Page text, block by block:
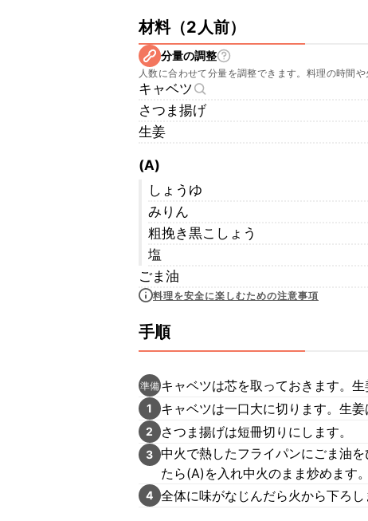
材料（2人前）
分量の調整
人数に合わせて分量を調整できます。料理の時間
キャベツ
さつま揚げ
生姜
(A)
しょうゆ
みりん
粗挽き黒こしょう
塩
ごま油
料理を安全に楽しむための注意事項
手順
準備 キャベツは芯を取っておきます。生
1 キャベツは一口大に切ります。生姜
2 さつま揚げは短冊切りにします。
3 中火で熱したフライパンにごま油
たら(A)を入れ中火のまま炒めます。
4 全体に味がなじんだら火から下ろし